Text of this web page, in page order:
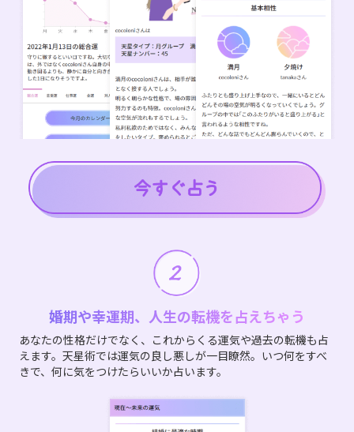
婚期や幸運期、人生の転機を占えちゃう
あなたの性格だけでなく、これからくる運気や過去の転機も占
えます。天星術では運気の良し悪しが一目瞭然。いつ何をすべ
きで、何に気をつけたらいいか占います。